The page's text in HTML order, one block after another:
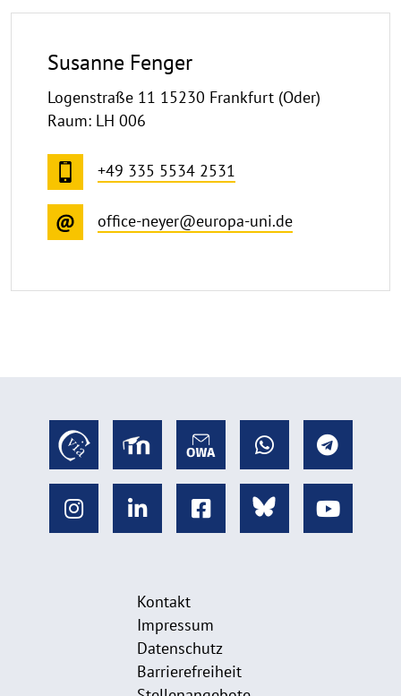
Susanne Fenger
Logenstraße 11 15230 Frankfurt (Oder)
Raum: LH 006
+49 335 5534 2531
office-neyer@europa-uni.de
Kontakt
Impressum
Datenschutz
Barrierefreiheit